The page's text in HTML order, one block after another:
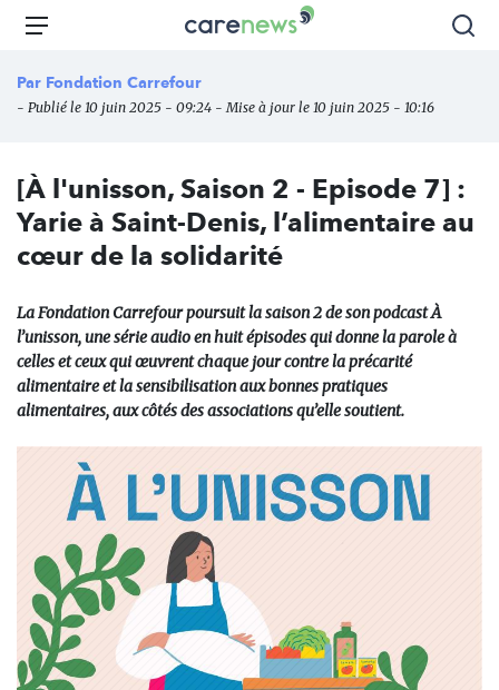
Aller
principal
Carenews,
des
l'engagement
Menu
Par Fondation Carrefour
- Publié le 10 juin 2025 - 09:24 - Mise à jour le 10 juin 2025 - 10:16
[À l'unisson, Saison 2 - Episode 7] :
Yarie à Saint-Denis, l’alimentaire au
cœur de la solidarité
La Fondation Carrefour poursuit la saison 2 de son podcast À
l’unisson, une série audio en huit épisodes qui donne la parole à
celles et ceux qui œuvrent chaque jour contre la précarité
alimentaire et la sensibilisation aux bonnes pratiques
alimentaires, aux côtés des associations qu’elle soutient.